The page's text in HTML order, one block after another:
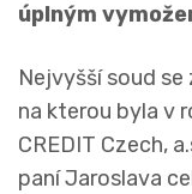
úplným
Nejvyšší soud
na kterou byla v
CREDIT Czech,
paní Jaroslava